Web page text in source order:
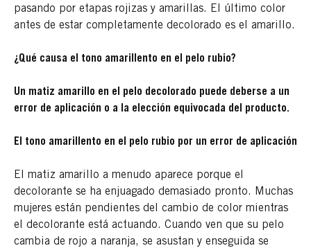
pasando por etapas rojizas y amarillas. El último color
antes de estar completamente decolorado es el amarillo.
¿Qué causa el tono amarillento en el pelo rubio?
Un matiz amarillo en el pelo decolorado puede deberse a un
error de aplicación o a la elección equivocada del producto.
El tono amarillento en el pelo rubio por un error de aplicación
El matiz amarillo a menudo aparece porque el
decolorante se ha enjuagado demasiado pronto. Muchas
mujeres están pendientes del cambio de color mientras
el decolorante está actuando. Cuando ven que su pelo
cambia de rojo a naranja, se asustan y enseguida se